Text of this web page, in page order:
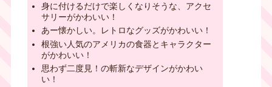
身に付けるだけで楽しくなりそうな、アクセ
サリーがかわいい！
あー懐かしい。レトロなグッズがかわいい！
根強い人気のアメリカの食器とキャラクター
がかわいい！
思わず二度見！の斬新なデザインがかわい
い！